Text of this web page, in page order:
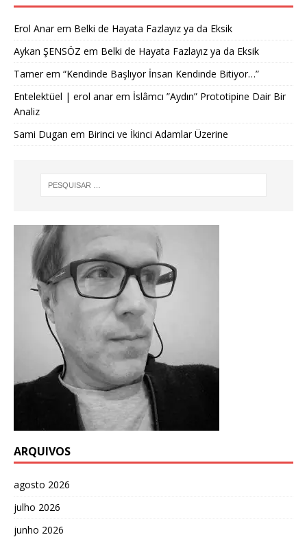
Erol Anarem Belki de Hayata Fazlayız ya da Eksik
Aykan ŞENSÖZ em Belki de Hayata Fazlayız ya da Eksik
Tamerem “Kendinde Başlıyor İnsan Kendinde Bitiyor…”
Entelektüel | erol anarem İslâmcı ”Aydın” Prototipine Dair Bir
Analiz
Sami Dugan em Birinci ve İkinci Adamlar Üzerine
ARQUIVOS
agosto 2026
julho 2026
junho 2026